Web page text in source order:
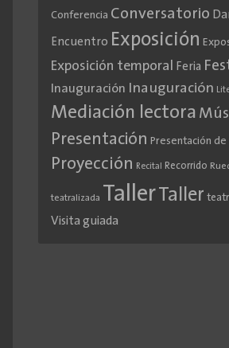
Conferencia Conversatorio
Encuentro Exposición
Exposición temporal Feria
Inauguración Inauguración
Mediación lectora
Presentación Presentación de
Proyección Recital Recorrido
teatralizada Taller Taller
Visita guiada